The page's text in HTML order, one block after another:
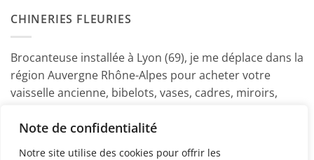
Note de confidentialité
Notre site utilise des cookies pour offrir les
CHINERIES FLEURIES
Brocanteuse installée à Lyon (69), je me déplace dans la
région Auvergne Rhône-Alpes pour acheter votre
vaisselle ancienne, bibelots, vases, cadres, miroirs,
Marine